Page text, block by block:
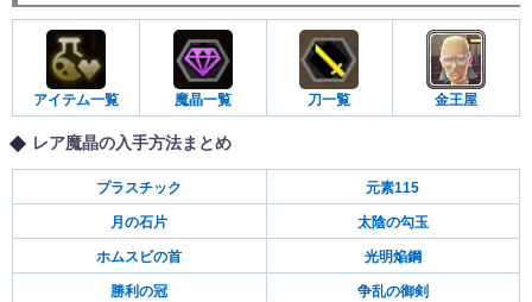
アイテム一覧 魔晶一覧 刀一覧 金王屋
レア魔晶の入手方法まとめ
プラスチック 元素115
月の石片 太陰の勾玉
ホムスビの首 光明焔鋼
勝利の冠 争乱の御剣